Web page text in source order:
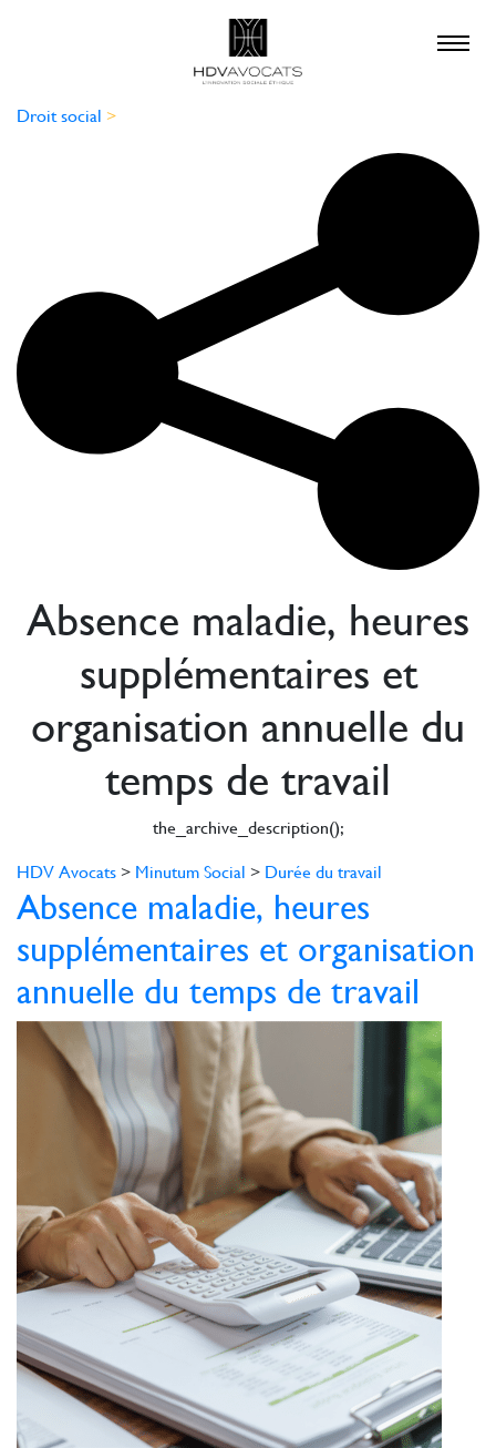
×
QUE RECHERCHEZ-
Droit social >
Absence maladie, heures
supplémentaires et
organisation annuelle du
temps de travail
the_archive_description();
HDV Avocats > Minutum Social > Durée du travail
Absence maladie, heures
supplémentaires et organisation
annuelle du temps de travail